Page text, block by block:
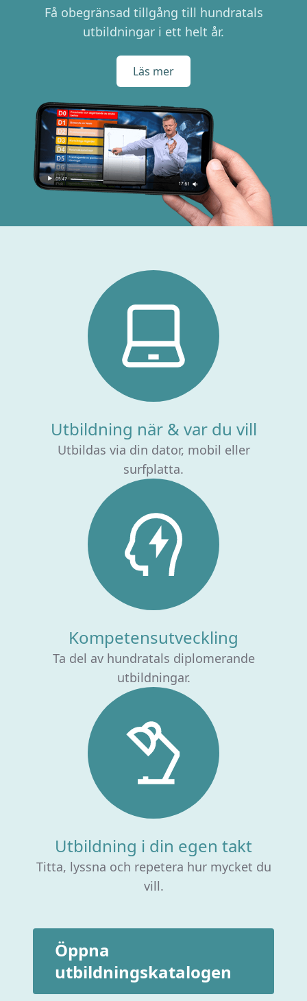
Få obegränsad tillgång till hundratals
utbildningar i ett helt år.
Läs mer
Utbildning när & var du vill
Utbildas via din dator, mobil eller
surfplatta.
Kompetensutveckling
Ta del av hundratals diplomerande
utbildningar.
Utbildning i din egen takt
Titta, lyssna och repetera hur mycket du
vill.
Öppna
utbildningskatalogen